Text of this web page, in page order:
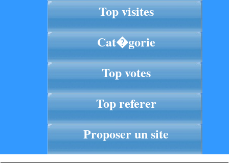
Top visites
Cat�gorie
Top votes
Top referer
Proposer un site